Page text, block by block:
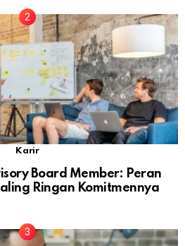
Karir
Board Member: Peran
Ringan Komitmennya